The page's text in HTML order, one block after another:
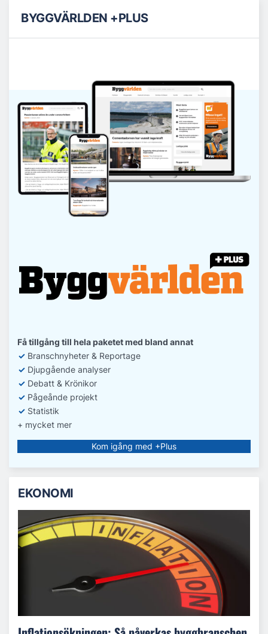
BYGGVÄRLDEN +PLUS
Få tillgång till hela paketet med bland annat
✓ Branschnyheter & Reportage
✓ Djupgående analyser
✓ Debatt & Krönikor
✓ Pågeånde projekt
✓ Statistik
+ mycket mer
Kom igång med +Plus
EKONOMI